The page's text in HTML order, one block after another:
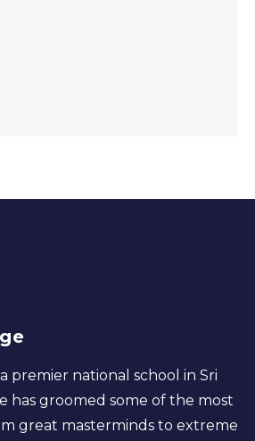
premier national school in Sri
has groomed some of the most
great masterminds to extreme